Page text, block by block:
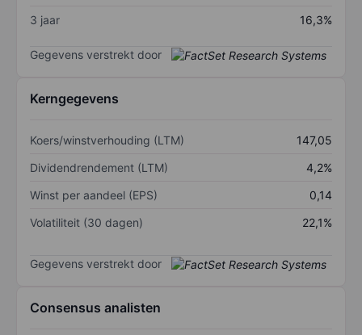
3 jaar
16,3%
Gegevens verstrekt door
Kerngegevens
Koers/winstverhouding (LTM)
147,05
Dividendrendement (LTM)
4,2%
Winst per aandeel (EPS)
0,14
Volatiliteit (30 dagen)
22,1%
Gegevens verstrekt door
Consensus analisten